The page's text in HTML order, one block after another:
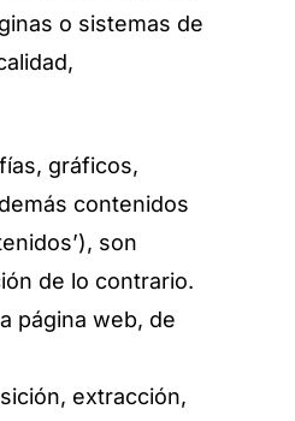
o sistemas de
gráficos,
contenidos
son
de lo contrario.
página web, de
extracción,